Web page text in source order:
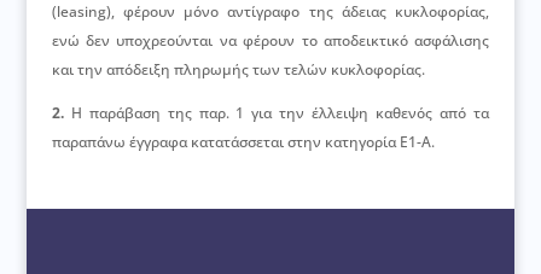
(leasing), φέρουν μόνο αντίγραφο της άδειας κυκλοφορίας,
ενώ δεν υποχρεούνται να φέρουν το αποδεικτικό ασφάλισης
και την απόδειξη πληρωμής των τελών κυκλοφορίας.
2.Η παράβαση της παρ. 1 για την έλλειψη καθενός από τα
παραπάνω έγγραφα κατατάσσεται στην κατηγορία Ε1-Α.